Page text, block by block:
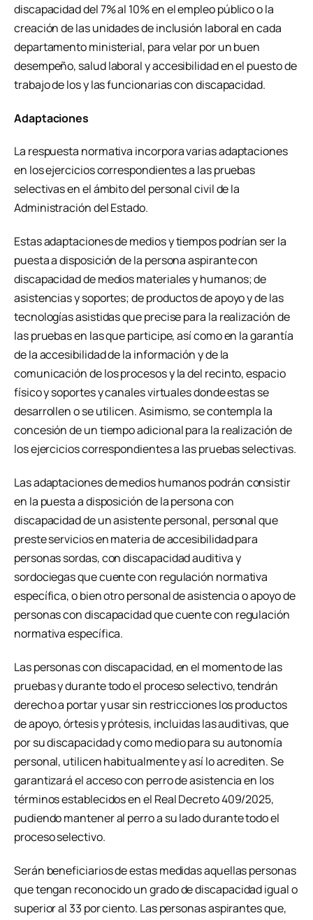
discapacidad del 7% al 10% en el empleo público o la
creación de las unidades de inclusión laboral en cada
departamento ministerial, para velar por un buen
desempeño, salud laboral y accesibilidad en el puesto de
trabajo de los y las funcionarias con discapacidad.
Adaptaciones
La respuesta normativa incorpora varias adaptaciones
en los ejercicios correspondientes a las pruebas
selectivas en el ámbito del personal civil de la
Administración del Estado.
Estas adaptaciones de medios y tiempos podrían ser la
puesta a disposición de la persona aspirante con
discapacidad de medios materiales y humanos; de
asistencias y soportes; de productos de apoyo y de las
tecnologías asistidas que precise para la realización de
las pruebas en las que participe, así como en la garantía
de la accesibilidad de la información y de la
comunicación de los procesos y la del recinto, espacio
físico y soportes y canales virtuales donde estas se
desarrollen o se utilicen. Asimismo, se contempla la
concesión de un tiempo adicional para la realización de
los ejercicios correspondientes a las pruebas selectivas.
Las adaptaciones de medios humanos podrán consistir
en la puesta a disposición de la persona con
discapacidad de un asistente personal, personal que
preste servicios en materia de accesibilidad para
personas sordas, con discapacidad auditiva y
sordociegas que cuente con regulación normativa
específica, o bien otro personal de asistencia o apoyo de
personas con discapacidad que cuente con regulación
normativa específica.
Las personas con discapacidad, en el momento de las
pruebas y durante todo el proceso selectivo, tendrán
derecho a portar y usar sin restricciones los productos
de apoyo, órtesis y prótesis, incluidas las auditivas, que
por su discapacidad y como medio para su autonomía
personal, utilicen habitualmente y así lo acrediten. Se
garantizará el acceso con perro de asistencia en los
términos establecidos en el Real Decreto 409/2025,
pudiendo mantener al perro a su lado durante todo el
proceso selectivo.
Serán beneficiarios de estas medidas aquellas personas
que tengan reconocido un grado de discapacidad igual o
superior al 33 por ciento. Las personas aspirantes que,